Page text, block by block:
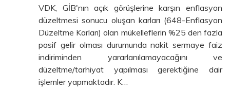
VDK, GİB'nın açık görüşlerine karşın enflasyon
düzeltmesi sonucu oluşan karları (648-Enflasyon
Düzeltme Karları) olan mükelleflerin %25 den fazla
pasif gelir olması durumunda nakit sermaye faiz
indiriminden yararlanılamayacağını ve
düzeltme/tarhiyat yapılması gerektiğine dair
işlemler yapmaktadır. K…